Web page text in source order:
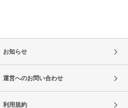
お知らせ
運営へのお問い合わせ
利用規約